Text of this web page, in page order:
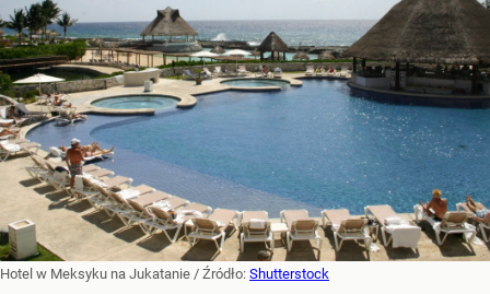
Hotel w Meksyku na Jukatanie / Źródło: Shutterstock